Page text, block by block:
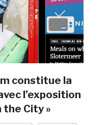
constitue la
l’exposition
the City »